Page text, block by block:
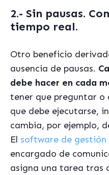
2.- Sin pausas.
tiempo real.
Otro beneficio
ausencia de pausas.
debe hacer en cada
tener que preguntar o
que debe ejecutarse,
cambia, por ejemplo,
El software de gestión
encargado de
asigna una tarea tras